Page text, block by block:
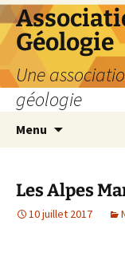
Aller
au
contenu
Géologie
Une
géologie
Menu
Les Alpes
10 juillet 2017